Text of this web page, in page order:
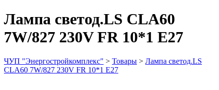
Лампа светод.LS CLA60
7W/827 230V FR 10*1 E27
ЧУП "Энергостройкомплекс" > Товары > Лампа светод.LS
CLA60 7W/827 230V FR 10*1 E27